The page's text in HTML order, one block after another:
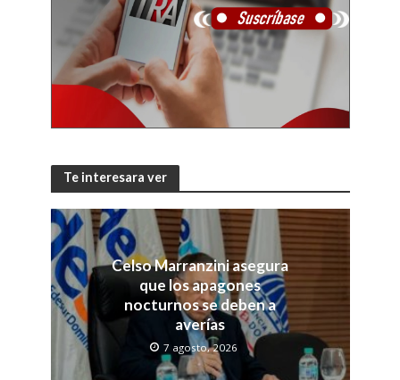
Te interesara ver
Celso Marranzini asegura
que los apagones
nocturnos se deben a
averías
7 agosto, 2026